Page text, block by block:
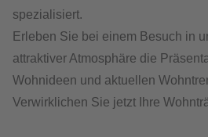
spezialisiert.
Erleben Sie bei einem Besuch in
attraktiver Atmosphäre die
Wohnideen und aktuellen
Verwirklichen Sie jetzt Ihre